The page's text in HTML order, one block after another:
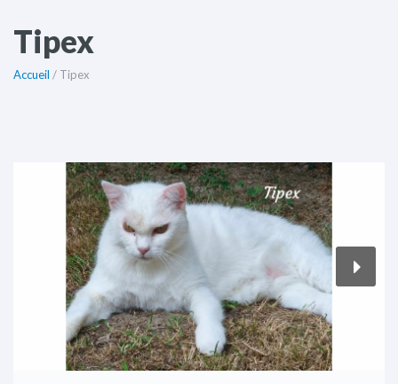
Tipex
Accueil / Tipex